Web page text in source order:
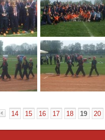
«
14 15 16 17 18 19 20